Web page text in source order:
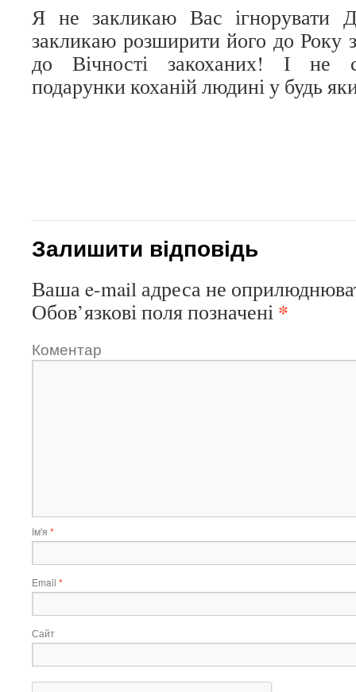
Я не закликаю Вас ігнорувати
закликаю розширити його до Року
до Вічності закоханих! І не
подарунки коханій людині у будь
Залишити відповідь
Ваша e-mail адреса не
Обов’язкові поля позначені *
Коментар
Ім'я *
Email *
Сайт